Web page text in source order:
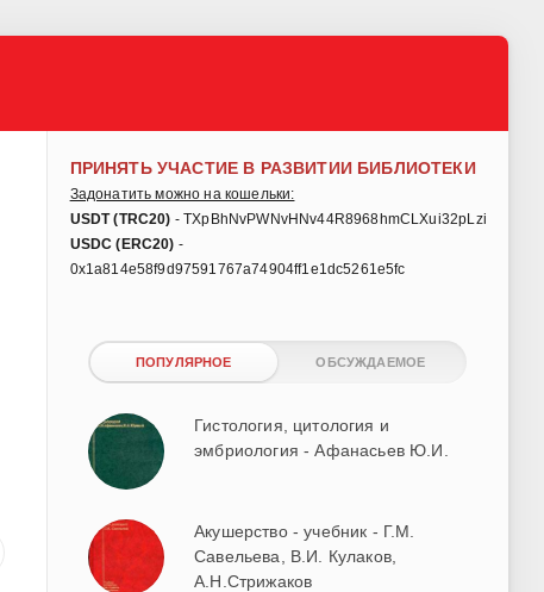
ПРИНЯТЬ УЧАСТИЕ В РАЗВИТИИ БИБЛИОТЕКИ
Задонатить можно на кошельки:
USDT (TRC20) - TXpBhNvPWNvHNv44R8968hmCLXui32pLzi
USDC (ERC20) -
0x1a814e58f9d97591767a74904ff1e1dc5261e5fc
ПОПУЛЯРНОЕ ОБСУЖДАЕМОЕ
Гистология, цитология и
эмбриология - Афанасьев Ю.И.
Акушерство - учебник - Г.М.
Савельева, В.И. Кулаков,
А.Н.Стрижаков